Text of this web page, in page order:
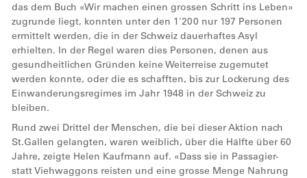
das dem Buch «Wir machen einen grossen Schritt ins Leben»
zugrunde liegt, konnten unter den 1'200 nur 197 Personen
ermittelt werden, die in der Schweiz dauerhaftes Asyl
erhielten. In der Regel waren dies Personen, denen aus
gesundheitlichen Gründen keine Weiterreise zugemutet
werden konnte, oder die es schafften, bis zur Lockerung des
Einwanderungsregimes im Jahr 1948 in der Schweiz zu
bleiben.
Rund zwei Drittel der Menschen, die bei dieser Aktion nach
St.Gallen gelangten, waren weiblich, über die Hälfte über 60
Jahre, zeigte Helen Kaufmann auf. «Dass sie in Passagier-
statt Viehwaggons reisten und eine grosse Menge Nahrung